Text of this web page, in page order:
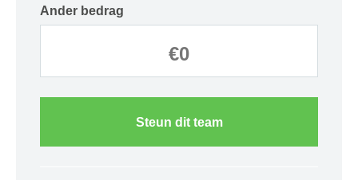
Ander bedrag
Steun dit team